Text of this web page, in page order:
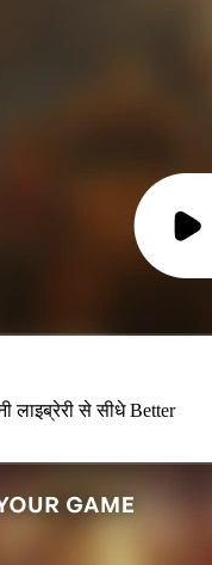
लाइब्रेरी से सीधे Better